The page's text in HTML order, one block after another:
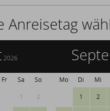
Anreisetag
2026
Fr Sa
So
1
2
Mo Di Mi
1
2